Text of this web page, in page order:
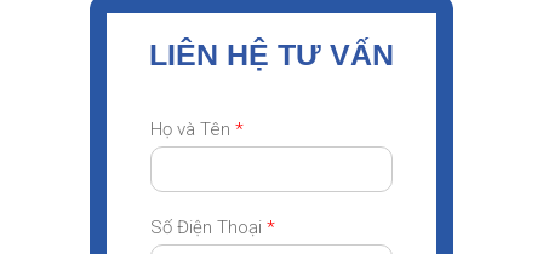
LIÊN HỆ TƯ VẤN
Họ và Tên *
Số Điện Thoại *